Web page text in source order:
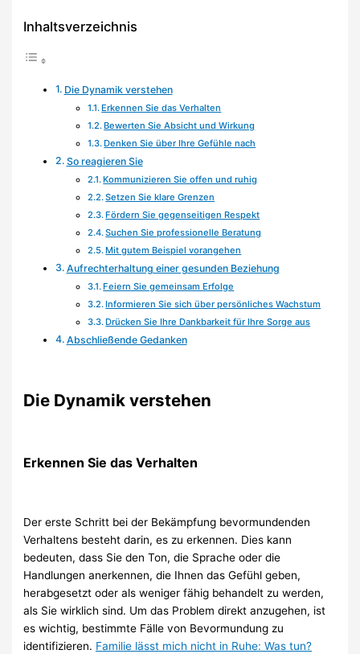
Inhaltsverzeichnis
Die Dynamik verstehen
Erkennen Sie das Verhalten
Bewerten Sie Absicht und Wirkung
Denken Sie über Ihre Gefühle nach
So reagieren Sie
Kommunizieren Sie offen und ruhig
Setzen Sie klare Grenzen
Fördern Sie gegenseitigen Respekt
Suchen Sie professionelle Beratung
Mit gutem Beispiel vorangehen
Aufrechterhaltung einer gesunden Beziehung
Feiern Sie gemeinsam Erfolge
Informieren Sie sich über persönliches Wachstum
Drücken Sie Ihre Dankbarkeit für Ihre Sorge aus
Abschließende Gedanken
Die Dynamik verstehen
Erkennen Sie das Verhalten
Der erste Schritt bei der Bekämpfung bevormundenden
Verhaltens besteht darin, es zu erkennen. Dies kann
bedeuten, dass Sie den Ton, die Sprache oder die
Handlungen anerkennen, die Ihnen das Gefühl geben,
herabgesetzt oder als weniger fähig behandelt zu werden,
als Sie wirklich sind. Um das Problem direkt anzugehen, ist
es wichtig, bestimmte Fälle von Bevormundung zu
identifizieren. Familie lässt mich nicht in Ruhe: Was tun?